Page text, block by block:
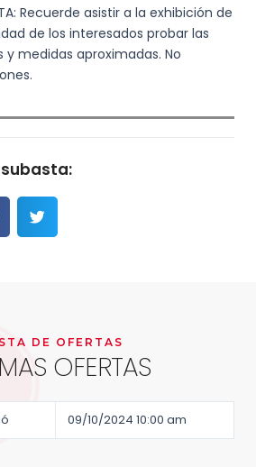
Recuerde asistir a la exhibición de
de los interesados probar las
medidas aproximadas. No
DE OFERTAS
OFERTAS
09/10/2024 10:00 am